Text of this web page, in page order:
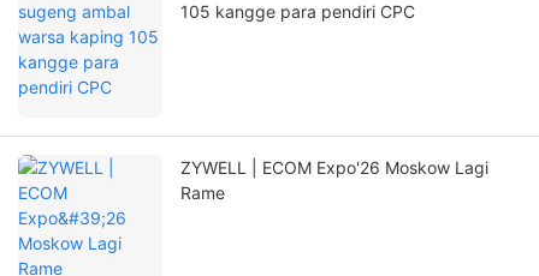
105 kangge para pendiri CPC
ZYWELL | ECOM Expo'26 Moskow Lagi
Rame